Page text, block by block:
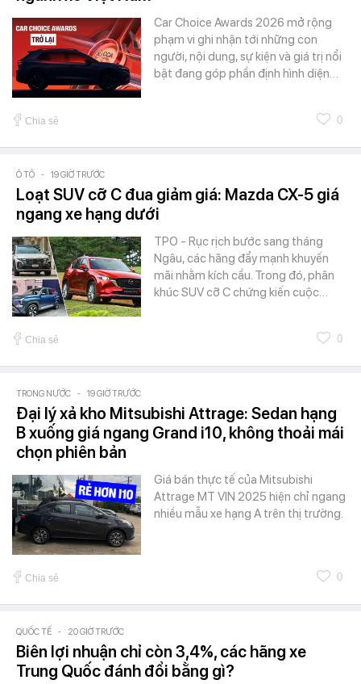
Car Choice Awards 2026 mở rộng
phạm vi ghi nhận tới những con
người, nội dung, sự kiện và giá trị nổi
bật đang góp phần định hình diện…
Chia sẻ 0
Ô TÔ - 19 GIỜ TRƯỚC
Loạt SUV cỡ C đua giảm giá: Mazda CX-5 giá
ngang xe hạng dưới
TPO - Rục rịch bước sang tháng
Ngâu, các hãng đẩy mạnh khuyến
mãi nhằm kích cầu. Trong đó, phân
khúc SUV cỡ C chứng kiến cuộc…
Chia sẻ 0
TRONG NƯỚC - 19 GIỜ TRƯỚC
Đại lý xả kho Mitsubishi Attrage: Sedan hạng
B xuống giá ngang Grand i10, không thoải mái
chọn phiên bản
Giá bán thực tế của Mitsubishi
Attrage MT VIN 2025 hiện chỉ ngang
nhiều mẫu xe hạng A trên thị trường.
Chia sẻ 0
QUỐC TẾ - 20 GIỜ TRƯỚC
Biên lợi nhuận chỉ còn 3,4%, các hãng xe
Trung Quốc đánh đổi bằng gì?